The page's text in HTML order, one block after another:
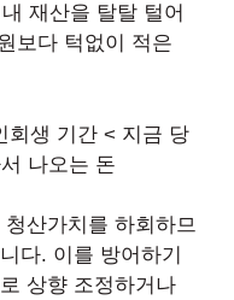
재산을 탈탈 털어
보다 턱없이 적은
회생 기간 < 지금 당
나오는 돈
산가치를 하회하므
다. 이를 방어하기
상향 조정하거나